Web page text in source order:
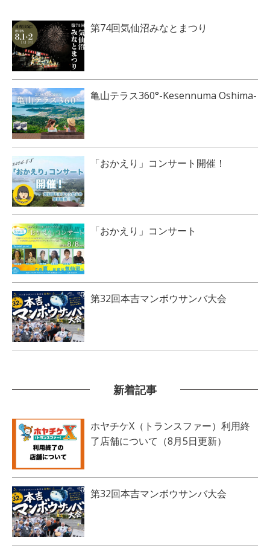
第74回気仙沼みなとまつり
亀山テラス360°-Kesennuma Oshima-
「おかえり」コンサート開催！
「おかえり」コンサート
第32回本吉マンボウサンバ大会
新着記事
ホヤチケX（トランスファー）利用終
了店舗について（8月5日更新）
第32回本吉マンボウサンバ大会